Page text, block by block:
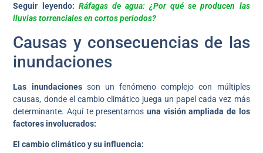
Seguir leyendo: Ráfagas de agua: ¿Por qué se producen las
lluvias torrenciales en cortos periodos?
Causas y consecuencias de las
inundaciones
Las inundacionesson un fenómeno complejo con múltiples
causas, donde el cambio climático juega un papel cada vez más
determinante. Aquí te presentamos una visión ampliada de los
factores involucrados:
El cambio climático y su influencia: